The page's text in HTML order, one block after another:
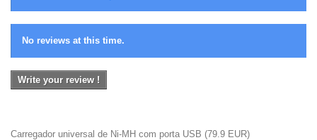
No reviews at this time.
Write your review !
Carregador universal de Ni-MH com porta USB (79.9 EUR)